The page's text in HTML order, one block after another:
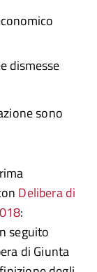
dismesse
sono
Delibera di
:
seguito
di Giunta